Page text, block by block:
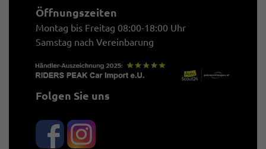
Öffnungszeiten
Montag bis Freitag 08:00-18:00 Uhr
Samstag nach Vereinbarung
Folgen Sie uns